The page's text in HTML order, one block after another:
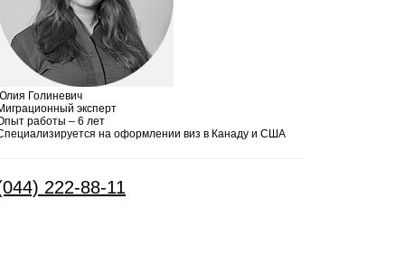
Голиневич
эксперт
работы – 6 лет
на оформлении виз в Канаду и США
222-88-11